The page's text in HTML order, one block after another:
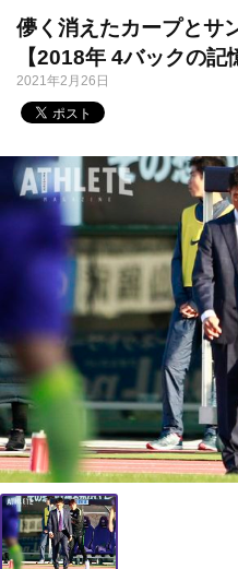
儚く消えたカープとサ
【2018年 4バックの記
2021年2月26日